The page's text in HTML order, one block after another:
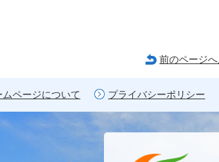
前のページへ
ページについて プライバシーポリシー